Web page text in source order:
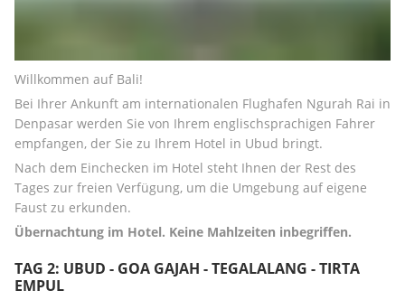
Willkommen auf Bali!
Bei Ihrer Ankunft am internationalen Flughafen Ngurah Rai in
Denpasar werden Sie von Ihrem englischsprachigen Fahrer
empfangen, der Sie zu Ihrem Hotel in Ubud bringt.
Nach dem Einchecken im Hotel steht Ihnen der Rest des
Tages zur freien Verfügung, um die Umgebung auf eigene
Faust zu erkunden.
Übernachtung im Hotel. Keine Mahlzeiten inbegriffen.
TAG 2: UBUD - GOA GAJAH - TEGALALANG - TIRTA
EMPUL